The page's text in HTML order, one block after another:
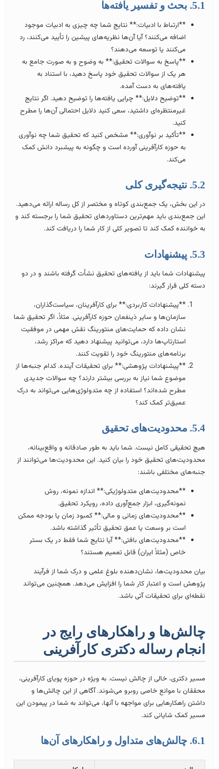
**ارتباط با ادبیات:** نتایج شما چه چیزی به ادبیات موجود
اضافه می‌کنند؟ آیا آن‌ها نظریه‌های پیشین را تأیید می‌کنند، رد
می‌کنند یا توسعه می‌دهند؟
**پاسخ به سوالات تحقیق:** به وضوح و به صورت جامع به
هر یک از سوالات تحقیق خود پاسخ دهید، با استناد به
یافته‌های به دست آمده.
**توضیح دلایل:** چرایی یافته‌ها را توضیح دهید. اگر نتایج
غیرمنتظره‌ای داشتید، سعی کنید دلایل احتمالی آن‌ها را مطرح
**تأکید بر نوآوری:** مشخص کنید که تحقیق شما چه نوآوری
به حوزه کارآفرینی آورده است و چگونه به پیشبرد دانش کمک
می‌کند.
این بخش، یک جمع‌بندی کوتاه و مختصر از کل رساله ارائه می‌دهید.
جمع‌بندی باید مهم‌ترین دستاوردهای تحقیق شما را برجسته کند و
خواننده کمک کند تا تصویر کلی از کار شما را دریافت کند.
شما باید از یافته‌های تحقیق نشأت گرفته باشند و در دو
کلی قرار گیرند:
**پیشنهادات کاربردی:** برای کارآفرینان، سیاست‌گذاران،
سازمان‌ها و سایر ذینفعان حوزه کارآفرینی. مثلاً، اگر تحقیق شما
نشان داده که حمایت‌های منتورینگ نقش مهمی در موفقیت
استارتاپ‌ها دارد، می‌توانید پیشنهاد دهید که مراکز رشد،
برنامه‌های منتورینگ خود را تقویت کنند.
**پیشنهادات پژوهشی:** برای تحقیقات آینده. کدام جنبه‌ها از
موضوع شما نیاز به بررسی بیشتر دارند؟ چه سوالات جدیدی
مطرح شده‌اند؟ استفاده از چه متدولوژی‌هایی می‌تواند به درک
عمیق‌تر کمک کند؟
تحقیقی کامل نیست. شما باید به طور صادقانه و واقع‌بینانه،
تحقیق خود را بیان کنید. این محدودیت‌ها می‌توانند از
مختلفی باشند:
**محدودیت‌های متدولوژیکی:** اندازه نمونه، روش
نمونه‌گیری، ابزار جمع‌آوری داده، رویکرد تحقیق.
**محدودیت‌های زمانی و مالی:** کمبود زمان یا بودجه ممکن
است بر وسعت یا عمق تحقیق تأثیر گذاشته باشد.
**محدودیت‌های بافتی:** آیا نتایج شما فقط در یک بستر
خاص (مثلاً ایران) قابل تعمیم هستند؟
محدودیت‌ها، نشان‌دهنده بلوغ علمی و درک شما از فرآیند
است و اعتبار کار شما را افزایش می‌دهد. همچنین می‌تواند
برای تحقیقات آتی باشد.
و راهکارهای رایج در
رساله دکتری کارآفرینی
دکتری، خالی از چالش نیست. به ویژه در حوزه پویای کارآفرینی،
با موانع خاصی روبرو می‌شوند. آگاهی از این چالش‌ها و
راهکارهایی برای مواجهه با آنها، می‌تواند به شما در پیمودن این
کمک شایانی کند.